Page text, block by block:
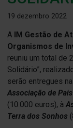
19 dezembro 2022
A IM Gestão de
Organismos de
reuniu um total de
Solidário”,
serão entregues
Associação de
(10.000 euros), à
Terra dos Sonhos